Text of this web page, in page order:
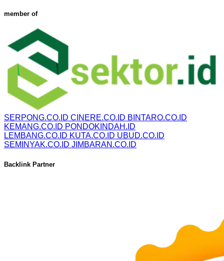
member of
SERPONG.CO.ID CINERE.CO.ID BINTARO.CO.ID
KEMANG.CO.ID PONDOKINDAH.ID
LEMBANG.CO.ID KUTA.CO.ID UBUD.CO.ID
SEMINYAK.CO.ID JIMBARAN.CO.ID
Backlink Partner